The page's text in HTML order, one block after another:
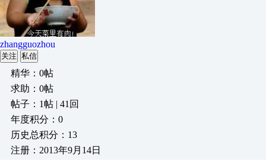
zhangguozhou
关注 私信
精华：0帖
求助：0帖
帖子：1帖 | 41回
年度积分：0
历史总积分：13
注册：2013年9月14日